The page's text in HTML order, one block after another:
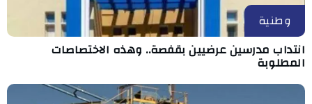
وطنية
انتداب مدرسين عرضيين بقفصة.. وهذه الاختصاصات
المطلوبة